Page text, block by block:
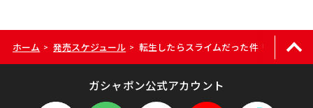
ホーム > 発売スケジュール > 転生したらスライムだった件 リムルさま
ガシャポン公式アカウント